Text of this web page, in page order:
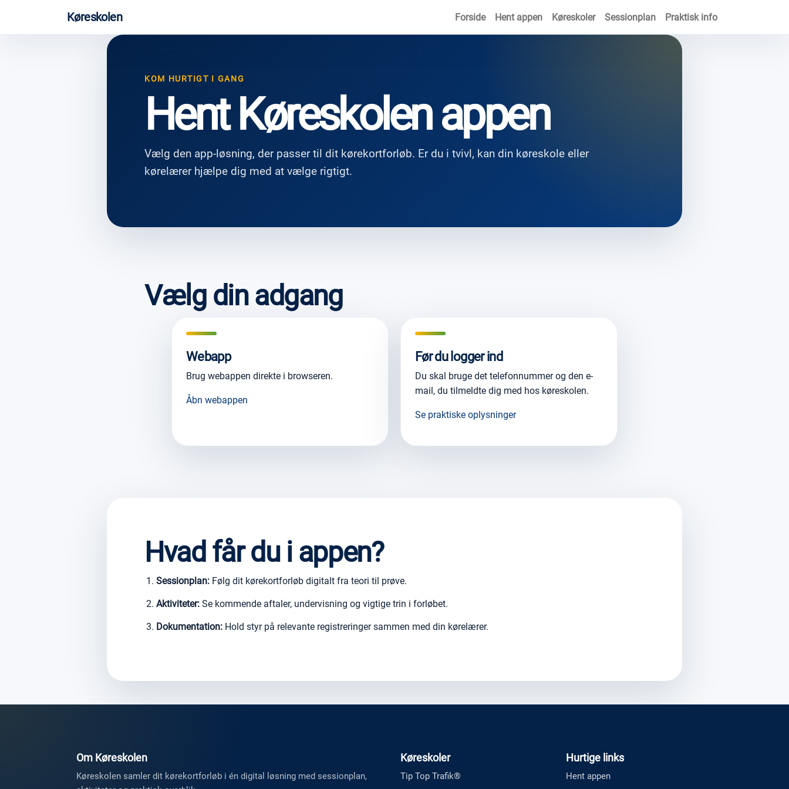
Køreskolen Forside Hent appen Køreskoler Sessionplan Praktisk info
KOM HURTIGT I GANG
Hent Køreskolen appen
Vælg den app-løsning, der passer til dit kørekortforløb. Er du i tvivl, kan din køreskole eller
kørelærer hjælpe dig med at vælge rigtigt.
Vælg din adgang
Webapp
Brug webappen direkte i browseren.
Åbn webappen
Før du logger ind
Du skal bruge det telefonnummer og den e-
mail, du tilmeldte dig med hos køreskolen.
Se praktiske oplysninger
Hvad får du i appen?
Sessionplan: Følg dit kørekortforløb digitalt fra teori til prøve.
Aktiviteter: Se kommende aftaler, undervisning og vigtige trin i forløbet.
Dokumentation: Hold styr på relevante registreringer sammen med din kørelærer.
Om Køreskolen
Køreskolen samler dit kørekortforløb i én digital løsning med sessionplan,
Køreskoler
Tip Top Trafik®
Hurtige links
Hent appen